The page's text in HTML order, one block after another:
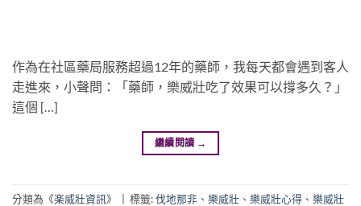
作為在社區藥局服務超過12年的藥師，我每天都會遇到客人
走進來，小聲問：「藥師，樂威壯吃了效果可以撐多久？」
這個 […]
繼續閱讀 →
分類為《楽威壯資訊》 | 標籤:伐地那非 、 樂威壯 、 樂威壯心得 、 樂威壯